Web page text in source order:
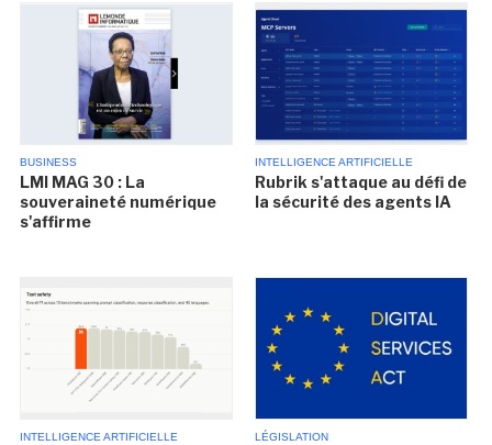
BUSINESS
LMI MAG 30 : La
souveraineté numérique
s'affirme
INTELLIGENCE ARTIFICIELLE
Rubrik s'attaque au défi de
la sécurité des agents IA
INTELLIGENCE ARTIFICIELLE LÉGISLATION